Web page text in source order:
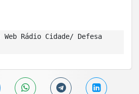
Web Rádio Cidade/ Defesa